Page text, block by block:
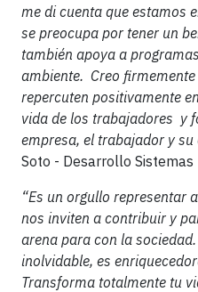
me di cuenta que estamos
se preocupa por tener un
también apoya a
ambiente. Creo
repercuten positivamente
vida de los trabajadores y
empresa, el trabajador y su
Soto - Desarrollo Sistemas
“Es un orgullo representar
nos inviten a contribuir y
arena para con la
inolvidable, es
Transforma totalmente tu